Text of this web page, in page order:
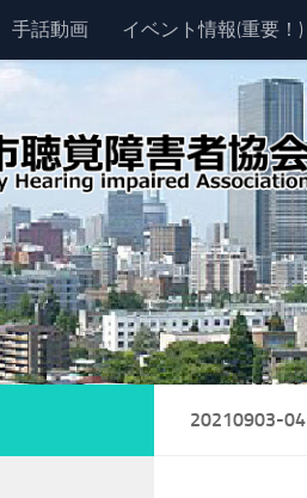
手話動画 イベント情報(重要！)
20210903-04